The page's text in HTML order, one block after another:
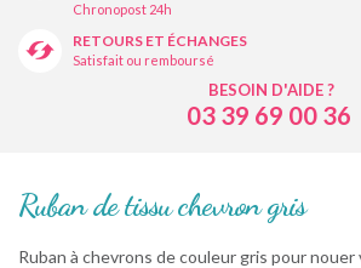
Chronopost 24h
RETOURS ET ÉCHANGES
Satisfait ou remboursé
BESOIN D'AIDE ?
03 39 69 00 36
Ruban de tissu chevron gris
Ruban à chevrons de couleur gris pour